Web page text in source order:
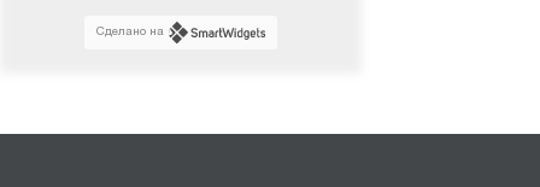
Сделано на